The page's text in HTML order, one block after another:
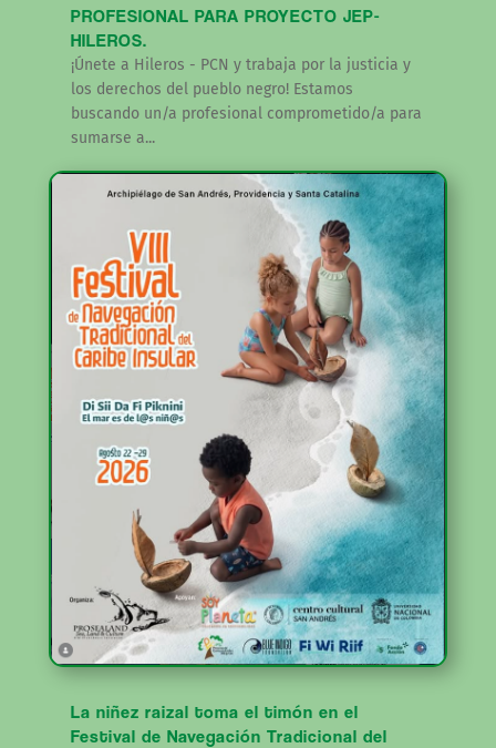
PROFESIONAL PARA PROYECTO JEP-
HILEROS.
¡Únete a Hileros - PCN y trabaja por la justicia y
los derechos del pueblo negro! Estamos
buscando un/a profesional comprometido/a para
sumarse a...
La niñez raizal toma el timón en el
Festival de Navegación Tradicional del